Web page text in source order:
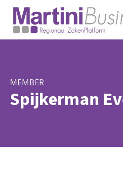
MEMBER
Spijkerman